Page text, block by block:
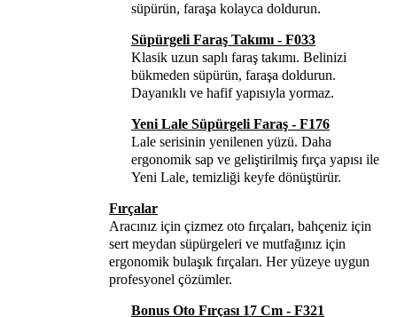
süpürün, faraşa kolayca doldurun.
Süpürgeli Faraş Takımı - F033
Klasik uzun saplı faraş takımı. Belinizi
bükmeden süpürün, faraşa doldurun.
Dayanıklı ve hafif yapısıyla yormaz.
Yeni Lale Süpürgeli Faraş - F176
Lale serisinin yenilenen yüzü. Daha
ergonomik sap ve geliştirilmiş fırça yapısı ile
Yeni Lale, temizliği keyfe dönüştürür.
Fırçalar
Aracınız için çizmez oto fırçaları, bahçeniz için
sert meydan süpürgeleri ve mutfağınız için
ergonomik bulaşık fırçaları. Her yüzeye uygun
profesyonel çözümler.
Bonus Oto Fırçası 17 Cm - F321